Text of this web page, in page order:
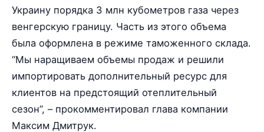
Украину порядка 3 млн кубометров газа через
венгерскую границу. Часть из этого объема
была оформлена в режиме таможенного склада.
“Мы наращиваем объемы продаж и решили
импортировать дополнительный ресурс для
клиентов на предстоящий отеплительный
сезон”, – прокомментировал глава компании
Максим Дмитрук.